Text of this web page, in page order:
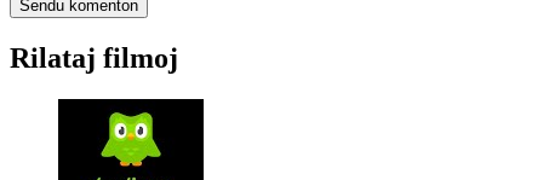
Rilataj filmoj